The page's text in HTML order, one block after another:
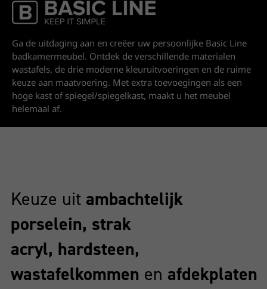
Basic Line
Ga de uitdaging aan en creëer uw persoonlijke Basic Line
badkamermeubel. Ontdek de verschillende materialen
wastafels, de drie moderne kleuruitvoeringen en de ruime
keuze aan maatvoering. Met extra toevoegingen als een
hoge kast of spiegel/spiegelkast, maakt u het meubel
helemaal af.
Keuze uit ambachtelijk
porselein, strak
acryl, hardsteen,
wastafelkommen en afdekplaten